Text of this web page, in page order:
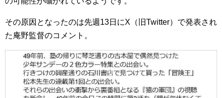
その原因となったのは先週13日にX（旧Twitter）で発表され
た庵野監督のコメント。